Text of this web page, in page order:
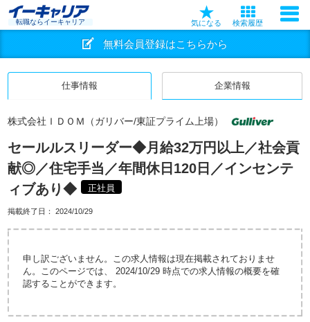
転職ならイーキャリア 気になる 検索履歴
無料会員登録はこちらから
仕事情報 企業情報
株式会社ＩＤＯＭ（ガリバー/東証プライム上場）
セールルスリーダー◆月給32万円以上／社会貢
献◎／住宅手当／年間休日120日／インセンテ
ィブあり◆
正社員
掲載終了日： 2024/10/29
申し訳ございません。この求人情報は現在掲載されておりませ
ん。このページでは、 2024/10/29 時点での求人情報の概要を確
認することができます。